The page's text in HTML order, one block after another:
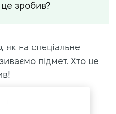
це зробив?
як на спеціальне
підмет. Хто це